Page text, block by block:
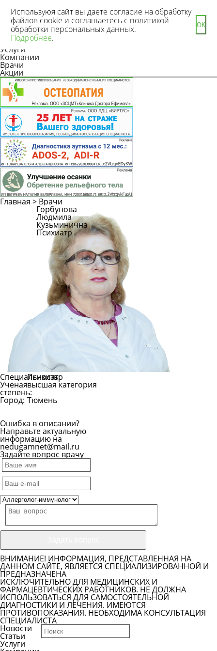
Новости
Статьи
Услуги
Компании
Врачи
Акции
Главная > Врачи
Горбунова
Людмила
Кузьминична
Психиатр
Специальность:
Психиатр
Ученая
степень:
высшая категория
Город: Тюмень
Ошибка в описании?
Направьте актуальную
информацию на
nedugamnet@mail.ru
Задайте вопрос врачу
ВНИМАНИЕ! ИНФОРМАЦИЯ, ПРЕДСТАВЛЕННАЯ НА
ДАННОМ САЙТЕ, ЯВЛЯЕТСЯ СПЕЦИАЛИЗИРОВАННОЙ И
ПРЕДНАЗНАЧЕНА
ИСКЛЮЧИТЕЛЬНО ДЛЯ МЕДИЦИНСКИХ И
ФАРМАЦЕВТИЧЕСКИХ РАБОТНИКОВ. НЕ ДОЛЖНА
ИСПОЛЬЗОВАТЬСЯ ДЛЯ САМОСТОЯТЕЛЬНОЙ
ДИАГНОСТИКИ И ЛЕЧЕНИЯ. ИМЕЮТСЯ
ПРОТИВОПОКАЗАНИЯ. НЕОБХОДИМА КОНСУЛЬТАЦИЯ
СПЕЦИАЛИСТА
Новости
Статьи
Услуги
Используюя сайт вы даете согласие на обработку
файлов cookie и соглашаетесь с политикой
обработки персональных данных.
Подробнее.
ОК